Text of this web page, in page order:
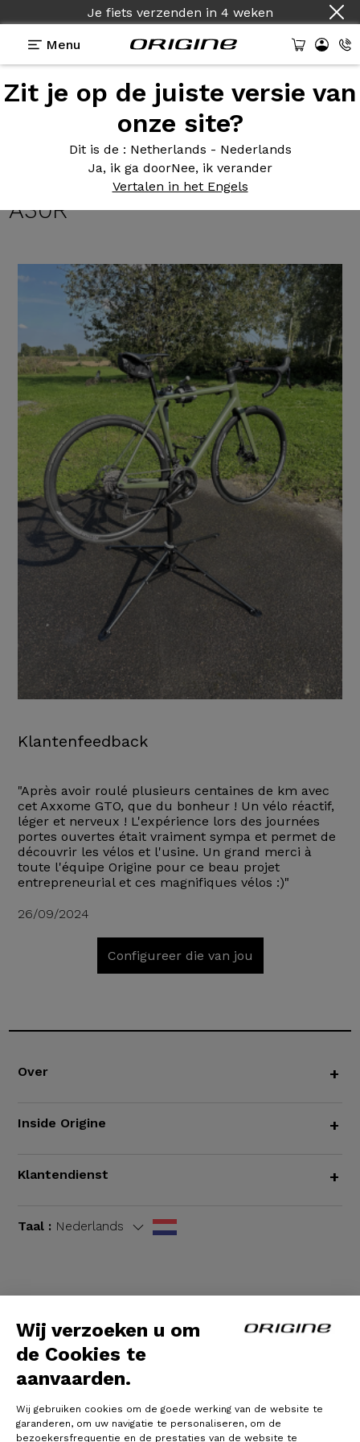
Wij verzoeken u om
de Cookies te
aanvaarden.
Wij gebruiken cookies om de goede werking van de website te
garanderen, om uw navigatie te personaliseren, om de
bezoekersfrequentie en de prestaties van de website te
Je fiets verzenden in 4 weken
Menu
Zit je op de juiste versie van
onze site?
Dit is de : Netherlands - Nederlands
Ja, ik ga doorNee, ik verander
Vertalen in het Engels
Getuigenissen>Axxome III GTO - Shimano 105
R7100 12v - Prymahl Orion A30R
Axxome III GTO - Shimano 105
R7100 12v - Prymahl Orion
A30R
Klantenfeedback
"Après avoir roulé plusieurs centaines de km avec
cet Axxome GTO, que du bonheur ! Un vélo réactif,
léger et nerveux ! L'expérience lors des journées
portes ouvertes était vraiment sympa et permet de
découvrir les vélos et l'usine. Un grand merci à
toute l'équipe Origine pour ce beau projet
entrepreneurial et ces magnifiques vélos :)"
26/09/2024
Configureer die van jou
Over +
Inside Origine +
Klantendienst +
Taal : Nederlands